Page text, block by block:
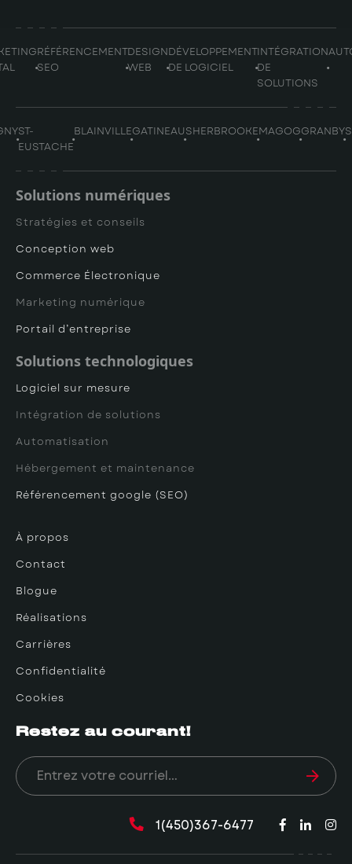
RÉFÉRENCEMENT
SEO
DESIGN
WEB
DÉVELOPPEMENT
DE LOGICIEL
INTÉGRATION
DE
SOLUTIONS
ST-
EUSTACHE
BLAINVILLEGATINEAUSHERBROOKEMAGOGGRANBY
Solutions numériques
Stratégies et conseils
Conception web
Commerce Électronique
Marketing numérique
Portail d’entreprise
Solutions technologiques
Logiciel sur mesure
Intégration de solutions
Automatisation
Hébergement et maintenance
Référencement google (SEO)
À propos
Contact
Blogue
Réalisations
Carrières
Confidentialité
Cookies
Restez au courant!
1(450)367-6477